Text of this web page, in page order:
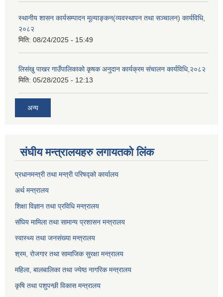
स्थानीय शासन कार्यसम्पादन मूल्याङ्कन(व्यवस्थापन तथा सञ्चालन) कार्यविधि,
२०८२
मिति: 08/24/2025 - 15:49
लिसंखु पाखर गाउँपालिकाको कृषक अनुदान कार्यक्रम संचालन कार्यविधि,२०८२
मिति: 05/28/2025 - 12:13
अन्य
संघीय मन्त्रालयहरु लगायतको लिंक
प्रधानमन्त्री तथा मन्त्री परिषद्को कार्यालय
अर्थ मन्त्रालय
शिक्षा विज्ञान तथा प्रविधि मन्त्रालय
संघिय मामिला तथा सामान्य प्रशासन मन्त्रालय
स्वास्थ्य तथा जनसंख्या मन्त्रालय
श्रम, रोजगार तथा सामाजिक सुरक्षा मन्त्रालय
महिला, बालबालिका तथा ज्येष्ठ नागरिक मन्त्रालय
कृषि तथा पशुपन्छी विकास मन्त्रालय